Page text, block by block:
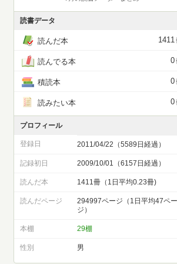
読書データ
読んだ本 1411
読んでる本 0
積読本 0
読みたい本 0
プロフィール
登録日 2011/04/22（5589日経過）
記録初日 2009/10/01（6157日経過）
読んだ本 1411冊（1日平均0.23冊)
読んだページ
294997ページ（1日平均47ペー
ジ）
本棚 29棚
性別 男